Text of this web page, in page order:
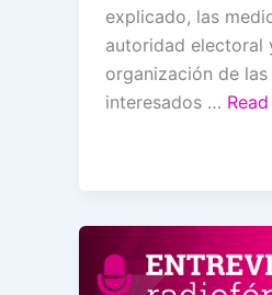
explicado, las
autoridad electoral
organización de
interesados …